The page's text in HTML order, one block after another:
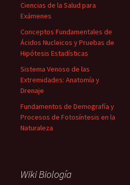
Ciencias de la Salud para
Exámenes
Conceptos Fundamentales de
Ácidos Nucleicos y Pruebas de
Hipótesis Estadísticas
Sistema Venoso de las
Extremidades: Anatomía y
Drenaje
Fundamentos de Demografía y
Procesos de Fotosíntesis en la
Naturaleza
Wiki Biología